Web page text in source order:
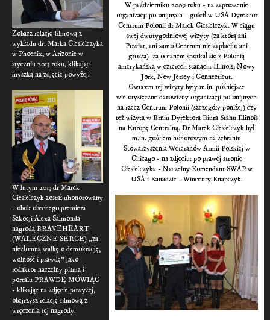
Zobacz relację filmową z
wykładu dr. Marka Ciesielczyka
w Phoenix, w Arizonie w
styczniu 2013 roku, klikając
myszką na zdjęcie powyżej.
W lutym 2013 dr Marek
Ciesielczyk został uhonorowany
- obok obecnego premiera
Szkocji Alexa Salmonda
nagrodą BRAVEHEART
(WALECZNE SERCE) „za
niezłomną walkę o demokrację,
wolność i prawdę" jako
redaktor naczelny pisma i
portalu PRAWDĘ MÓWIĄC
- klikając na zdjęcie powyżej,
obejrzysz relację filmową z
wręczenia tej nagrody.
W październiku 2009 roku - na zaproszenie
organizacji polonijnych – gościł w USA Dyrektor
Centrum Polonii dr Marek Ciesielczyk. W ciągu
swej dwutygodniowej wizyty (za którą ani
Powiat, ani samo Centrum nie zapłaciło ani
grosza) za oceanem spotkał się z Polonią
amerykańską w czterech stanach: Illinois, Nowy
Jork, New Jersey i Connecticut.
Owocem tej wizyty były m.in. późniejsze
wielotysięczne darowizny organizacji polonijnych
na rzecz Centrum Polonii (szczegóły poniżej) czy
też wizyta w Brniu Dyrektora Biura Stanu Illinois
na Europę Centralną. Dr Marek Ciesielczyk był
m.in. gościem honorowym na zebraniu
Stowarzyszenia Weteranów Armii Polskiej w
Chicago - na zdjęciu: po prawej stronie
Ciesielczyka - Naczelny Komendant SWAP w
USA i Kanadzie - Wincenty Knapczyk.